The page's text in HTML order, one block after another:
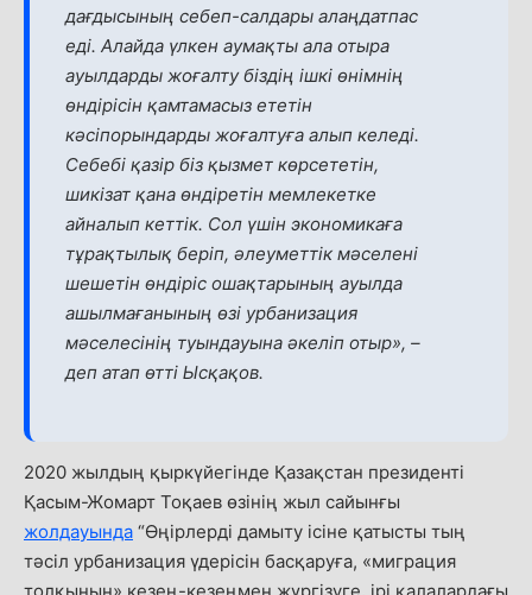
дағдысының себеп-салдары алаңдатпас
еді. Алайда үлкен аумақты ала отыра
ауылдарды жоғалту біздің ішкі өнімнің
өндірісін қамтамасыз ететін
кәсіпорындарды жоғалтуға алып келеді.
Себебі қазір біз қызмет көрсететін,
шикізат қана өндіретін мемлекетке
айналып кеттік. Сол үшін экономикаға
тұрақтылық беріп, әлеуметтік мәселені
шешетін өндіріс ошақтарының ауылда
ашылмағанының өзі урбанизация
мәселесінің туындауына әкеліп отыр», –
деп атап өтті Ысқақов.
2020 жылдың қыркүйегінде Қазақстан президенті
Қасым-Жомарт Тоқаев өзінің жыл сайынғы
жолдауында “Өңірлерді дамыту ісіне қатысты тың
тәсіл урбанизация үдерісін басқаруға, «миграция